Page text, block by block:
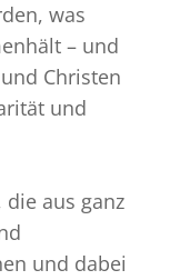
was
– und
Christen
und
aus ganz
und dabei